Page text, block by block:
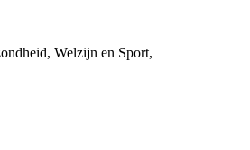
Welzijn en Sport,